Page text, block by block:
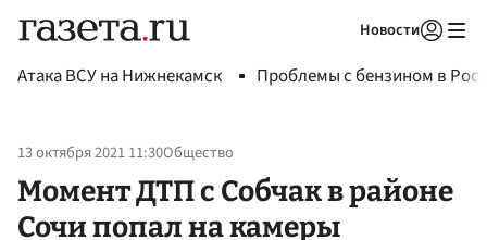
Новости
Атака ВСУ на Нижнекамск Проблемы с бензином в
13 октября 2021 11:30Общество
Момент ДТП с Собчак в районе
Сочи попал на камеры